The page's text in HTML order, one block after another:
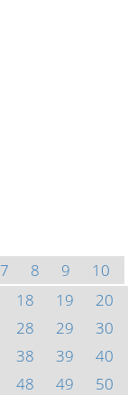
7 8 9
10
18 19
20
28 29
30
38 39
40
48 49
50